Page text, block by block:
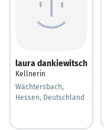
laura dankiewitsch
Kellnerin
Wächtersbach,
Hessen, Deutschland